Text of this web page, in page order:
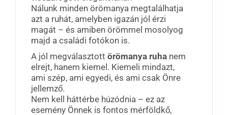
Nálunk minden örömanya megtalálhatja
azt a ruhát, amelyben igazán jól érzi
magát – és amiben örömmel mosolyog
majd a családi fotókon is.
A jól megválasztott örömanya ruhanem
elrejt, hanem kiemel. Kiemeli mindazt,
ami szép, ami egyedi, és ami csak Önre
jellemző.
Nem kell háttérbe húzódnia – ez az
esemény Önnek is fontos mérföldkő,